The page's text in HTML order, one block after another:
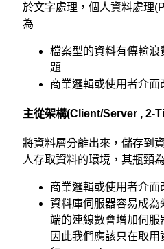
於文字處理，個人資料處理
為
檔案型的資料有傳輸浪
題
商業邏輯或使用者介
主從架構(Client/Server , 2-
將資料層分離出來，儲存到
人存取資料的環境，其瓶頸為
商業邏輯或使用者介
資料庫伺服器容易成
端的連線數會增加伺
因此我們應該只在取